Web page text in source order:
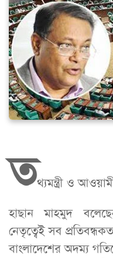
তথ্যমন্ত্রী ও
হাছান মাহমুদ
নেতৃত্বেই সব
বাংলাদেশের অদম্য